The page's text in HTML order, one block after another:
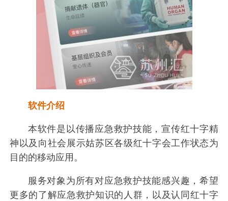
软件介绍
本软件是以传播应急救护技能，宣传红十字精
神以及向社会展示姑苏区各级红十字会工作状态为
目的的移动应用。
服务对象为所有对应急救护技能感兴趣，希望
更多的了解应急救护知识的人群，以及认同红十字